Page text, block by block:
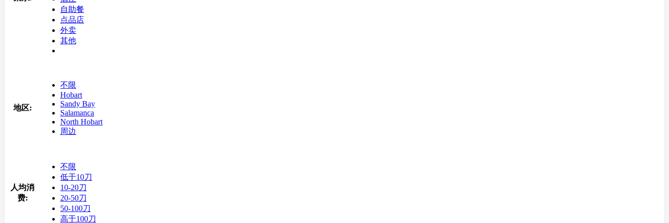
自助餐
点品店
外卖
其他
地区:
不限
Hobart
Sandy Bay
Salamanca
North Hobart
周边
人均消
费:
不限
低于10刀
10-20刀
20-50刀
50-100刀
高于100刀